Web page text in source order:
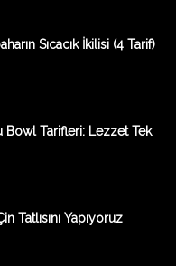
Sıcacık İkilisi (4 Tarif)
Bowl Tarifleri: Lezzet Tek
Tatlısını Yapıyoruz